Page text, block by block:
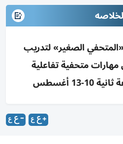
الصغير» لتدريب
11-16 على مهارات متحفية تفاعلية
13 أغسطس